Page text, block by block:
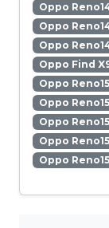
Oppo
Oppo
Oppo
Oppo Find
Oppo
Oppo Reno15
Oppo
Oppo
Oppo